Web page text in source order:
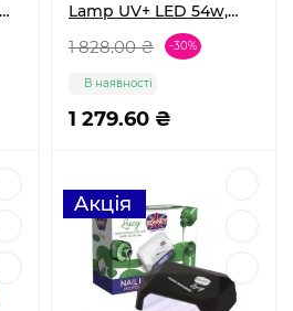
Lamp UV+ LED 54w,
1 828.00 ₴ -30%
1 279.60 ₴
В наявності